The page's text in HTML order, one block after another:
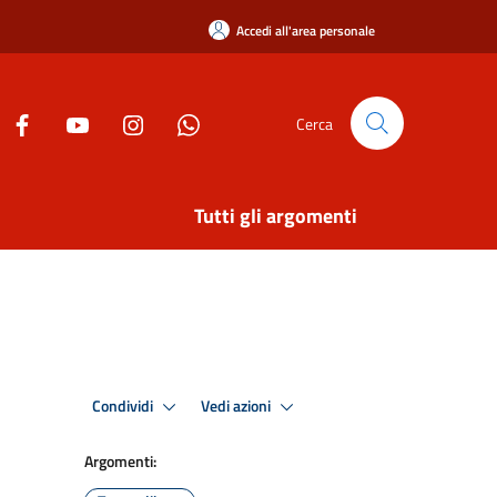
Accedi all'area personale
Cerca
Tutti gli argomenti
Condividi Vedi azioni
Argomenti: